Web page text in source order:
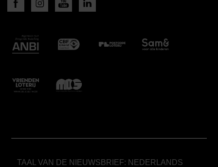
TAAL VAN DE NIEUWSBRIEF: NEDERLANDS